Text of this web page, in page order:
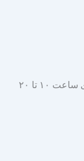
۱۰ تا ۲۰